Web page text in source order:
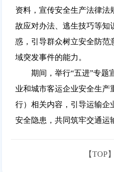
资料，宣传安全生产法律法
故应对办法、逃生技巧等知
惑，引导群众树立安全防范
域突发事件的能力。
期间，举行“五进”专题
业和城市客运企业安全生产
行）相关内容，引导运输企
安全隐患，共同筑牢交通
【TOP】